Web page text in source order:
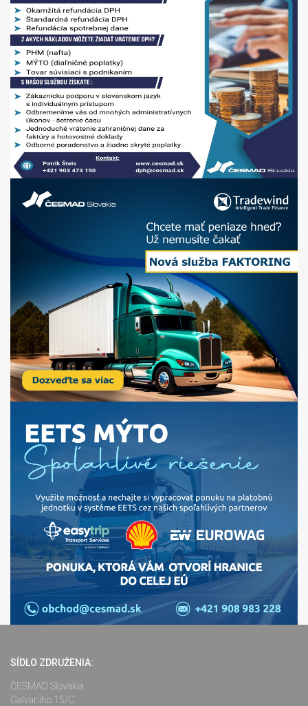
SÍDLO ZDRUŽENIA:
ČESMAD Slovakia
Galvaniho 15/C